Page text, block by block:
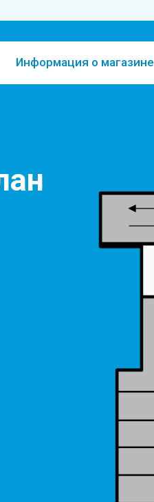
Информация о магазине